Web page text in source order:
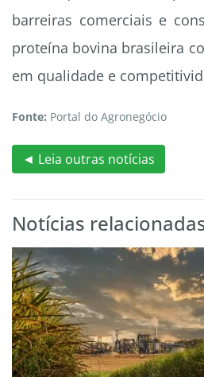
barreiras comerciais e
proteína bovina brasileira
em qualidade e
Fonte: Portal do Agronegócio
◄ Leia outras notícias
Notícias